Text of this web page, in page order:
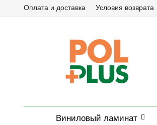
Оплата и доставка Условия возврата
Виниловый ламинат